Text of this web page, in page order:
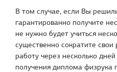
В том случае, если Вы
гарантированно получите
не нужно будет учиться
существенно сократите
работу через несколько
получения диплома